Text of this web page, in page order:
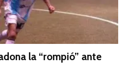
la “rompió” ante